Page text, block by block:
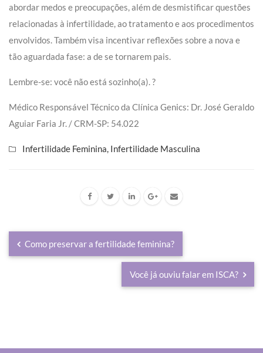
abordar medos e preocupações, além de desmistificar questões
relacionadas à infertilidade, ao tratamento e aos procedimentos
envolvidos. Também visa incentivar reflexões sobre a nova e
tão aguardada fase: a de se tornarem pais.
Lembre-se: você não está sozinho(a). ?
Médico Responsável Técnico da Clínica Genics: Dr. José Geraldo
Aguiar Faria Jr. / CRM-SP: 54.022
Infertilidade Feminina, Infertilidade Masculina
Como preservar a fertilidade feminina?
Você já ouviu falar em ISCA?